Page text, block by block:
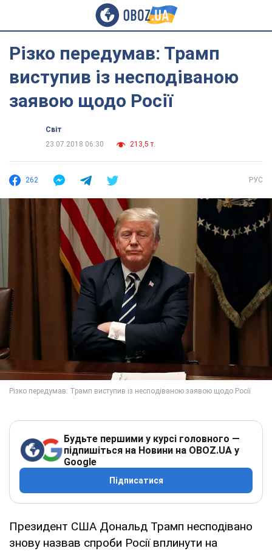
Різко передумав: Трамп
виступив із несподіваною
заявою щодо Росії
Світ
23.07.2018 06:30
213,5 т.
262 РУС
Будьте першими у курсі головного —
підпишіться на Новини на OBOZ.UA у
Google
Підписатися
Президент США Дональд Трамп несподівано
знову назвав спроби Росії вплинути на